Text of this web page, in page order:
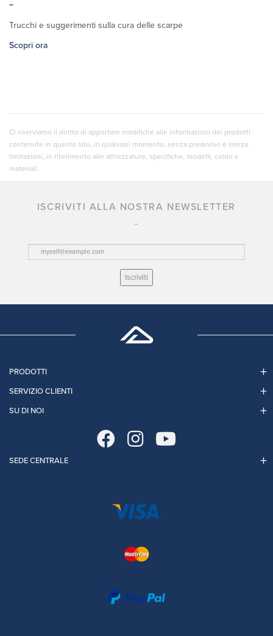
Trucchi e suggerimenti sulla cura delle scarpe
Scopri ora
Ci riserviamo il diritto di apportare modifiche alle informazioni dei prodotti
contenute in questo sito, in qualsiasi momento, senza preavviso e senza
limitazioni, in riferimento alle attrezzature, specifiche, modelli, colori e
materiali.
ISCRIVITI ALLA NOSTRA NEWSLETTER
Iscriviti
PRODOTTI
SERVIZIO CLIENTI
SU DI NOI
SEDE CENTRALE